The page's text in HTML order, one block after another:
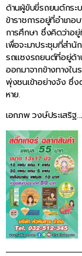
ด้านผู้ขับขี่รถยนต์กระ
ข้าราชการอยู่ที่อำเภอ
การศึกษา ซึ่งคิดว่าอยู่
เพื่อจะมาประชุมที่สำ
รถแซงรถยนต์ที่อยู่ด้า
ออกมาจากข้างทางใน
พุ่งชนเข้าอย่างจัง ซึ่ง
หาย.
เอกภพ วงษ์ประเสริฐ